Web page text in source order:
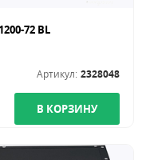
72 BL
Артикул: 2328048